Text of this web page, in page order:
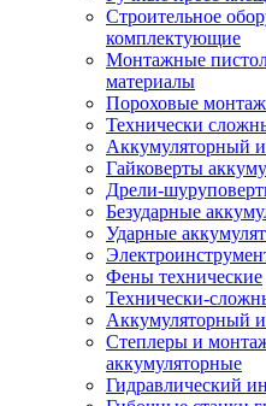
Строительное
комплектующие
Монтажные
материалы
Пороховые
Технически
Аккумуляторный
Гайковерты
Дрели-
Безударные
Ударные
Фены технические
Технически-
Аккумуляторный
Степлеры и
аккумуляторные
Гидравлический